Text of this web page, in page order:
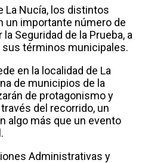
La Nucía, los distintos
un importante número de
Seguridad de la Prueba, a
sus términos municipales.
en la localidad de La
de municipios de la
de protagonismo y
del recorrido, un
algo más que un evento
Administrativas y